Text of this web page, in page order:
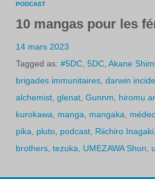
PODCAST
10 mangas pour les
14 mars 2023
Tagged as: #5DC, 5DC, Akane
brigades immunitaires, darwin
alchemist, glenat, Gunnm hiromu
kurokawa
manga mangaka
pika
pluto, podcast, Riichiro Inagaki,
brothers, tezuka UMEZAWA Shun